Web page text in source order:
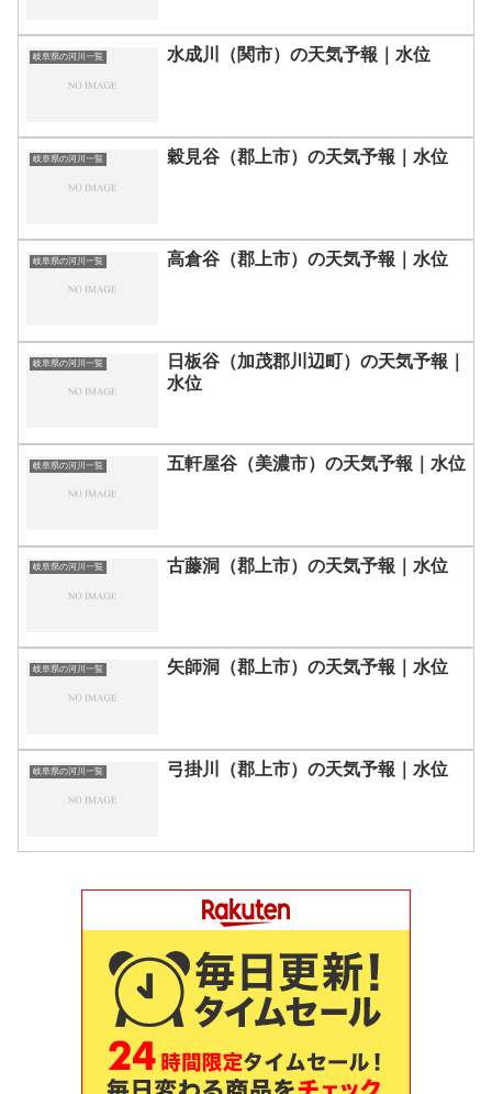
岐阜県の河川一覧 水成川（関市）の天気予報｜水位
岐阜県の河川一覧 穀見谷（郡上市）の天気予報｜水位
岐阜県の河川一覧 高倉谷（郡上市）の天気予報｜水位
岐阜県の河川一覧
日板谷（加茂郡川辺町）の天気予報｜
水位
岐阜県の河川一覧 五軒屋谷（美濃市）の天気予報｜水位
岐阜県の河川一覧 古藤洞（郡上市）の天気予報｜水位
岐阜県の河川一覧 矢師洞（郡上市）の天気予報｜水位
岐阜県の河川一覧 弓掛川（郡上市）の天気予報｜水位